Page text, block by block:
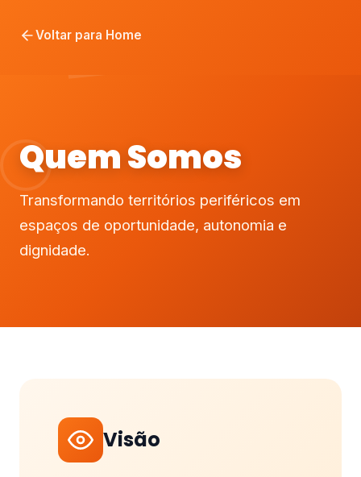
Voltar para Home
Quem Somos
Transformando territórios periféricos em
espaços de oportunidade, autonomia e
dignidade.
Visão